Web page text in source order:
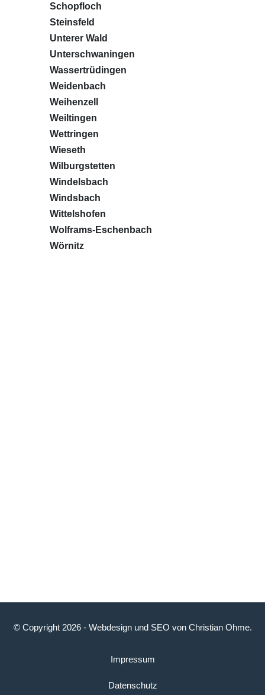
Schopfloch
Steinsfeld
Unterer Wald
Unterschwaningen
Wassertrüdingen
Weidenbach
Weihenzell
Weiltingen
Wettringen
Wieseth
Wilburgstetten
Windelsbach
Windsbach
Wittelshofen
Wolframs-Eschenbach
Wörnitz
© Copyright 2026 - Webdesignund SEO von Christian Ohme.
Impressum
Datenschutz